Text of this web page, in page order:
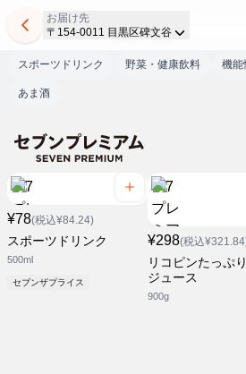
お届け先
〒154-0011 目黒区碑文谷
スポーツドリンク 野菜・健康飲料 機
あま酒
¥78(税込¥84.24)
スポーツドリンク
500ml
セブンザプライス
¥298(税込
リコピンたっぷ
ジュース
900g